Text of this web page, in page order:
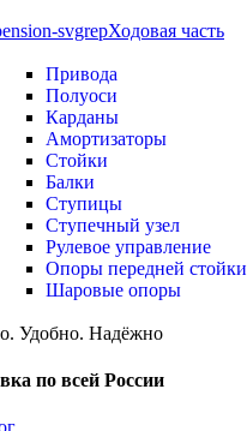
Ходовая часть
Привода
Полуоси
Карданы
Амортизаторы
Стойки
Балки
Ступицы
Ступечный узел
Рулевое управление
Опоры передней стойки
Шаровые опоры
Удобно. Надёжно
по всей России